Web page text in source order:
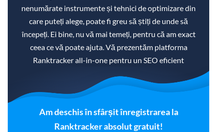
nenumărate instrumente și tehnici de optimizare din
care puteți alege, poate fi greu să știți de unde să
începeți. Ei bine, nu vă mai temeți, pentru că am exact
ceea ce vă poate ajuta. Vă prezentăm platforma
Ranktracker all-in-one pentru un SEO eficient
Am deschis în sfârșit înregistrarea la
Ranktracker absolut gratuit!